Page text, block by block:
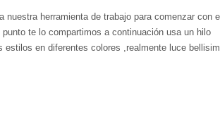
nuestra herramienta de trabajo para comenzar con el
te lo compartimos a continuación usa un hilo
en diferentes colores ,realmente luce